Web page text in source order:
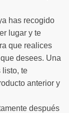
has recogido
lugar y te
que realices
desees. Una
listo, te
anterior y
después